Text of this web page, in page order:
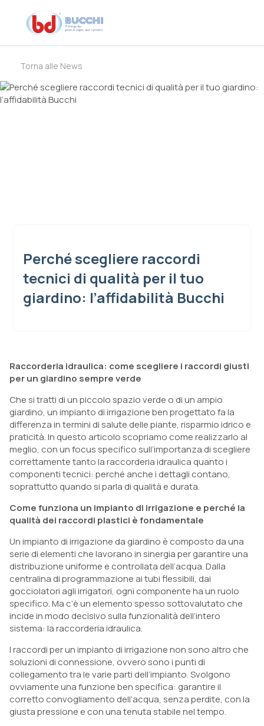
Torna alle News
Perché scegliere raccordi
tecnici di qualità per il tuo
giardino: l’affidabilità Bucchi
Raccorderia idraulica: come scegliere i raccordi giusti
per un giardino sempre verde
Che si tratti di un piccolo spazio verde o di un ampio
giardino, un impianto di irrigazione ben progettato fa la
differenza in termini di salute delle piante, risparmio idrico e
praticità. In questo articolo scopriamo come realizzarlo al
meglio, con un focus specifico sull’importanza di scegliere
correttamente tanto la raccorderia idraulica quanto i
componenti tecnici: perché anche i dettagli contano,
soprattutto quando si parla di qualità e durata.
Come funziona un impianto di irrigazione e perché la
qualità dei raccordi plastici è fondamentale
Un impianto di irrigazione da giardino è composto da una
serie di elementi che lavorano in sinergia per garantire una
distribuzione uniforme e controllata dell’acqua. Dalla
centralina di programmazione ai tubi flessibili, dai
gocciolatori agli irrigatori, ogni componente ha un ruolo
specifico. Ma c’è un elemento spesso sottovalutato che
incide in modo decisivo sulla funzionalità dell’intero
sistema: la raccorderia idraulica.
I raccordi per un impianto di irrigazione non sono altro che
soluzioni di connessione, ovvero sono i punti di
collegamento tra le varie parti dell’impianto. Svolgono
ovviamente una funzione ben specifica: garantire il
corretto convogliamento dell’acqua, senza perdite, con la
giusta pressione e con una tenuta stabile nel tempo.